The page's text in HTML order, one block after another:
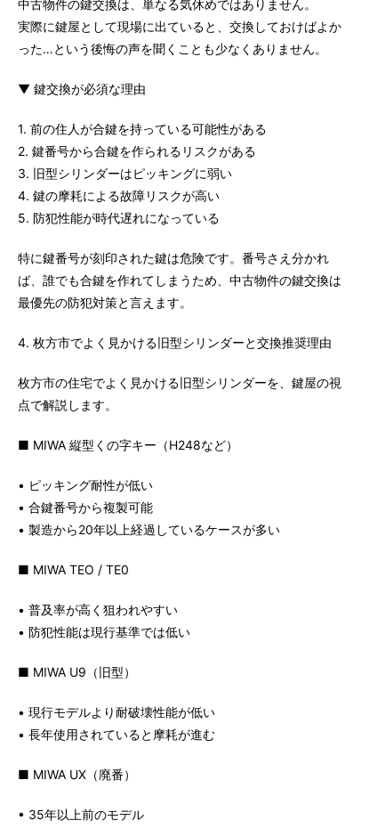
中古物件の鍵交換は、単なる気休めではありません。
実際に鍵屋として現場に出ていると、交換しておけばよか
った…という後悔の声を聞くことも少なくありません。
▼ 鍵交換が必須な理由
1. 前の住人が合鍵を持っている可能性がある
2. 鍵番号から合鍵を作られるリスクがある
3. 旧型シリンダーはピッキングに弱い
4. 鍵の摩耗による故障リスクが高い
5. 防犯性能が時代遅れになっている
特に鍵番号が刻印された鍵は危険です。番号さえ分かれ
ば、誰でも合鍵を作れてしまうため、中古物件の鍵交換は
最優先の防犯対策と言えます。
4. 枚方市でよく見かける旧型シリンダーと交換推奨理由
枚方市の住宅でよく見かける旧型シリンダーを、鍵屋の視
点で解説します。
■ MIWA 縦型くの字キー（H248など）
• ピッキング耐性が低い
• 合鍵番号から複製可能
• 製造から20年以上経過しているケースが多い
■ MIWA TEO / TE0
• 普及率が高く狙われやすい
• 防犯性能は現行基準では低い
■ MIWA U9（旧型）
• 現行モデルより耐破壊性能が低い
• 長年使用されていると摩耗が進む
■ MIWA UX（廃番）
• 35年以上前のモデル